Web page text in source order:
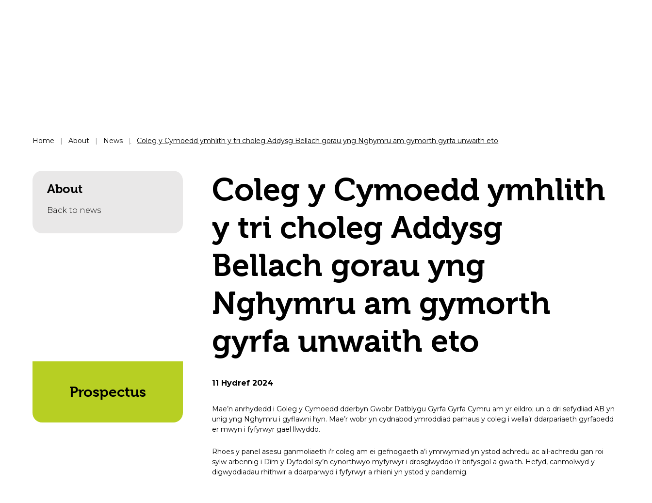
Home About News Coleg y Cymoedd ymhlith y tri choleg Addysg Bellach gorau yng Nghymru am gymorth gyrfa unwaith eto
About
Back to news
Prospectus
Coleg y Cymoedd ymhlith
y tri choleg Addysg
Bellach gorau yng
Nghymru am gymorth
gyrfa unwaith eto
11 Hydref 2024
Mae’n anrhydedd i Goleg y Cymoedd dderbyn Gwobr Datblygu Gyrfa Gyrfa Cymru am yr eildro; un o dri sefydliad AB yn
unig yng Nghymru i gyflawni hyn. Mae’r wobr yn cydnabod ymroddiad parhaus y coleg i wella’r ddarpariaeth gyrfaoedd
er mwyn i fyfyrwyr gael llwyddo.
Rhoes y panel asesu ganmoliaeth i’r coleg am ei gefnogaeth a’i ymrwymiad yn ystod achredu ac ail-achredu gan roi
sylw arbennig i Dîm y Dyfodol sy’n cynorthwyo myfyrwyr i drosglwyddo i’r brifysgol a gwaith. Hefyd, canmolwyd y
digwyddiadau rhithwir a ddarparwyd i fyfyrwyr a rhieni yn ystod y pandemig.